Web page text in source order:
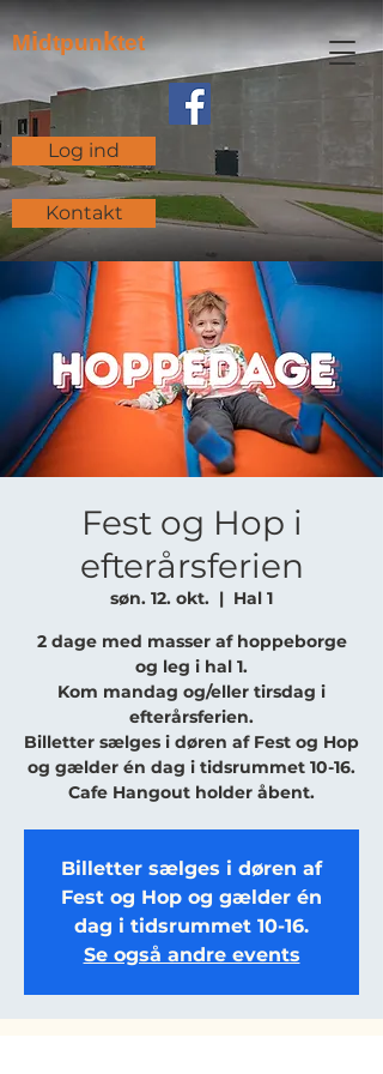
Midtpunktet
Log ind
Kontakt
Fest og Hop i
efterårsferien
søn. 12. okt.
  |
Hal 1
2 dage med masser af hoppeborge
og leg i hal 1.
Kom mandag og/eller tirsdag i
efterårsferien.
Billetter sælges i døren af Fest og Hop
og gælder én dag i tidsrummet 10-16.
Cafe Hangout holder åbent.
Billetter sælges i døren af
Fest og Hop og gælder én
dag i tidsrummet 10-16.
Se også andre events